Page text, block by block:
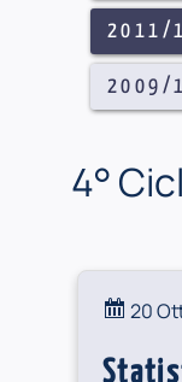
2011/
2009/
4°
20